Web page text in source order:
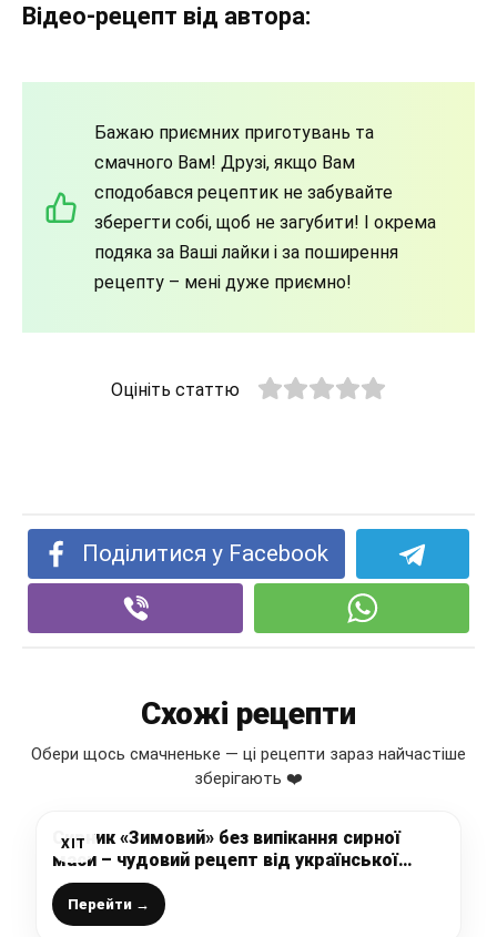
Відео-рецепт від автора:
Бажаю приємних приготувань та
смачного Вам! Друзі, якщо Вам
сподобався рецептик не забувайте
зберегти собі, щоб не загубити! І окрема
подяка за Ваші лайки і за поширення
рецепту – мені дуже приємно!
Оцініть статтю
Поділитися у Facebook
Схожі рецепти
Обери щось смачненьке — ці рецепти зараз найчастіше
зберігають ❤️
ХІТ
Сирник «Зимовий» без випікання сирної
маси – чудовий рецепт від української
господині
Перейти →